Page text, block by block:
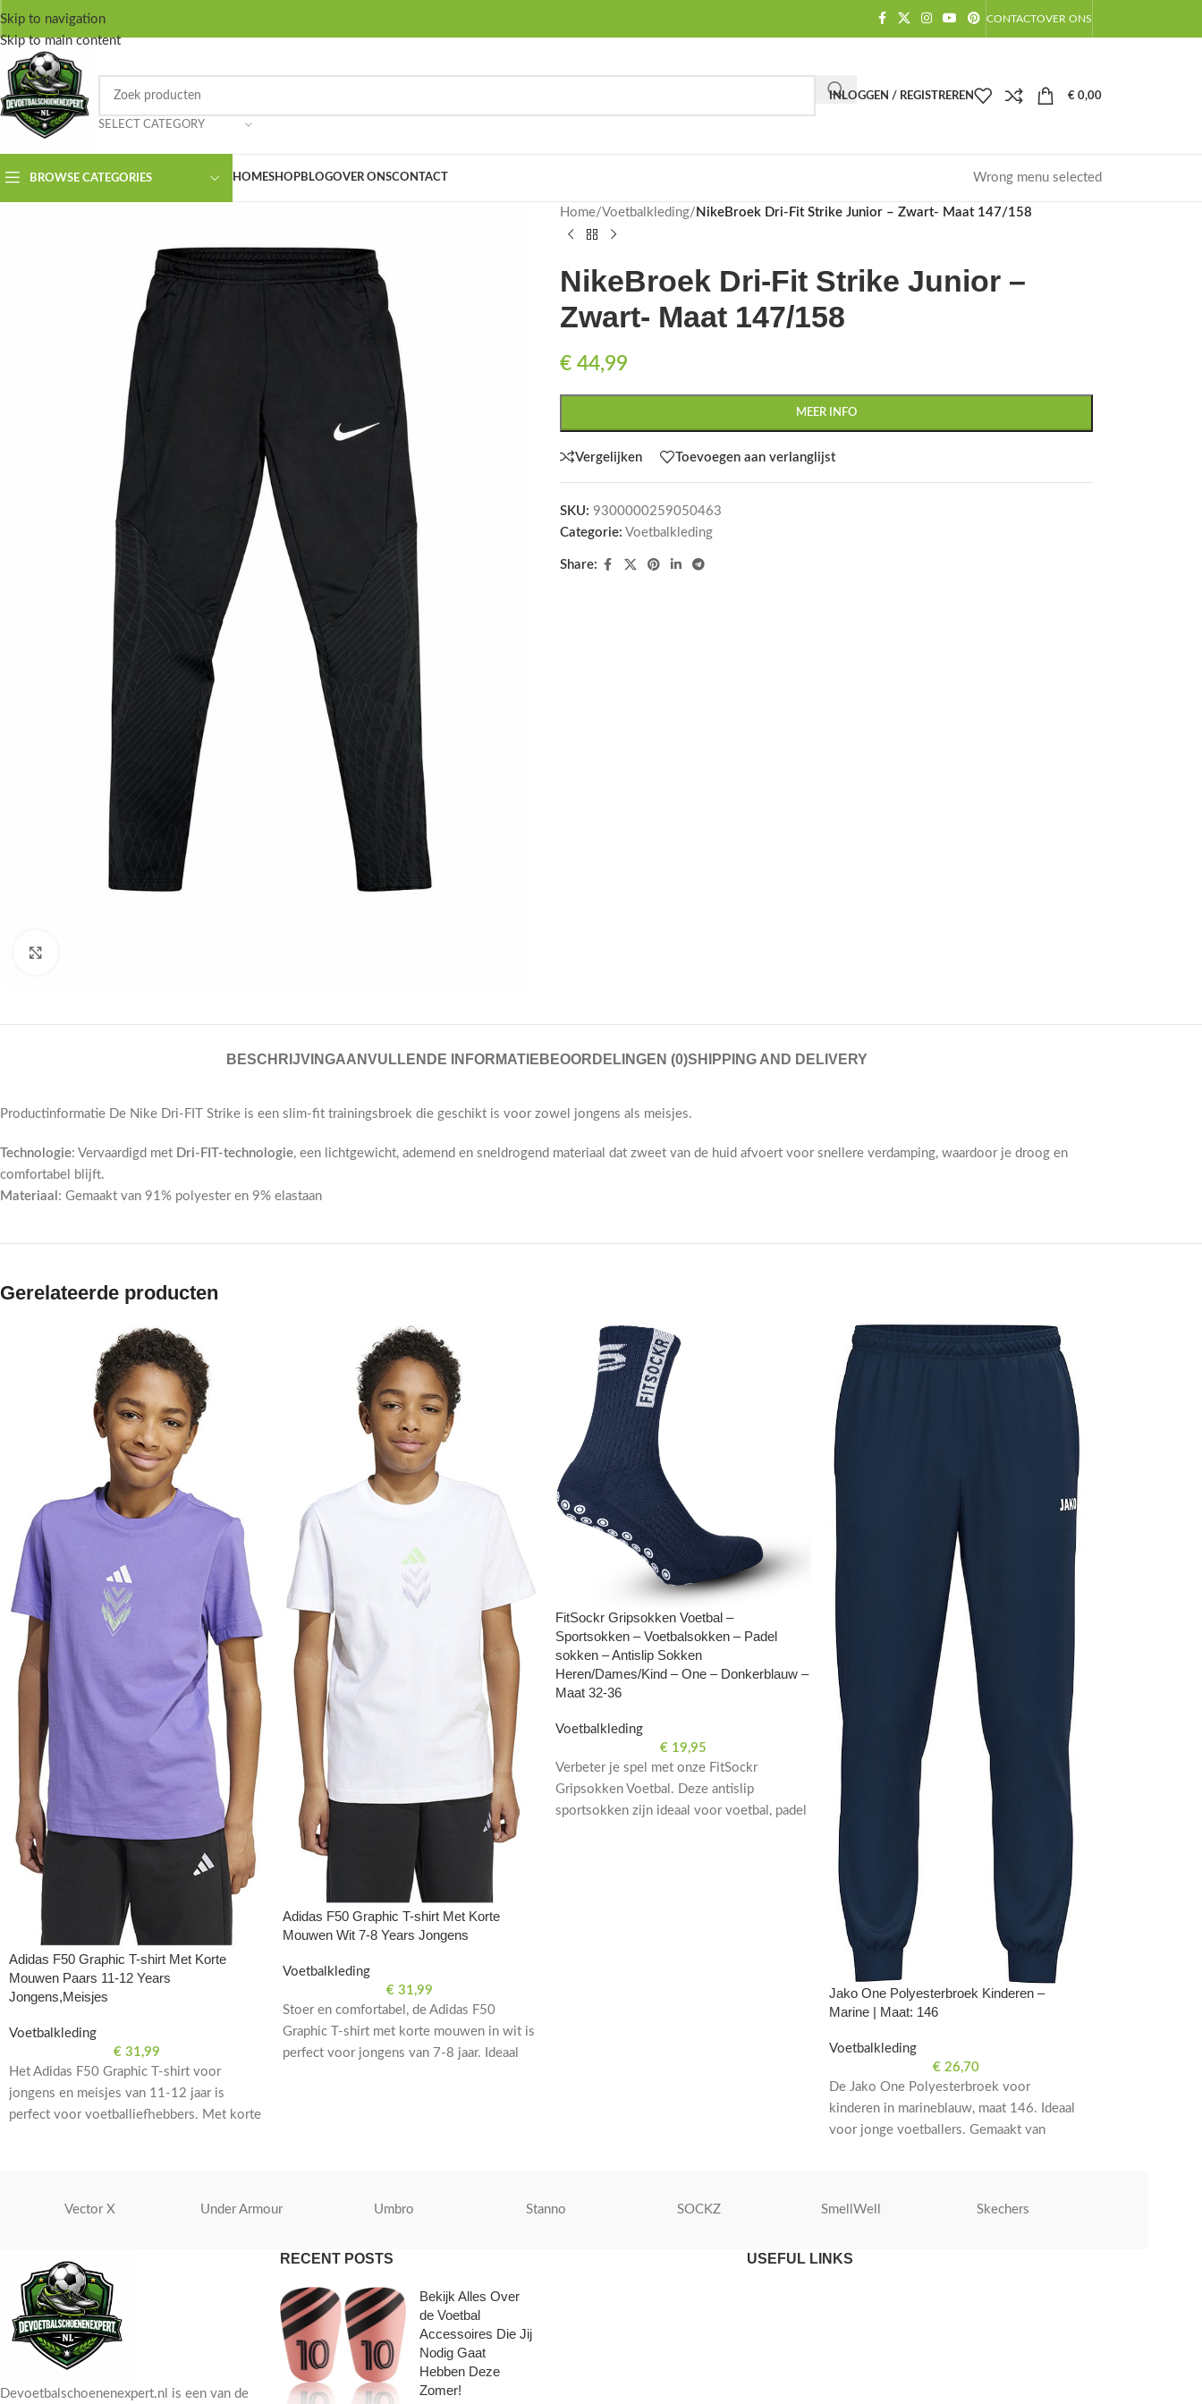
Skip to navigation
Skip to main content
CONTACTOVER ONS
SELECT CATEGORY
INLOGGEN / REGISTREREN € 0,00
BROWSE CATEGORIES HOMESHOPBLOGOVER ONSCONTACT Wrong menu selected
Home/Voetbalkleding/ NikeBroek Dri-Fit Strike Junior – Zwart- Maat 147/158
NikeBroek Dri-Fit Strike Junior –
Zwart- Maat 147/158
€44,99
MEER INFO
Vergelijken Toevoegen aan verlanglijst
SKU: 9300000259050463
Categorie: Voetbalkleding
Share:
BESCHRIJVINGAANVULLENDE INFORMATIE BEOORDELINGEN (0)SHIPPING AND DELIVERY
Productinformatie De Nike Dri-FIT Strike is een slim-fit trainingsbroek die geschikt is voor zowel jongens als meisjes.
Technologie: Vervaardigd met Dri-FIT-technologie, een lichtgewicht, ademend en sneldrogend materiaal dat zweet van de huid afvoert voor snellere verdamping, waardoor je droog en
comfortabel blijft.
Materiaal : Gemaakt van 91% polyester en 9% elastaan
Gerelateerde producten
Adidas F50 Graphic T-shirt Met Korte
Mouwen Paars 11-12 Years
Jongens,Meisjes
Voetbalkleding
€31,99
Het Adidas F50 Graphic T-shirt voor
jongens en meisjes van 11-12 jaar is
perfect voor voetballiefhebbers. Met korte
Adidas F50 Graphic T-shirt Met Korte
Mouwen Wit 7-8 Years Jongens
Voetbalkleding
€ 31,99
Stoer en comfortabel, de Adidas F50
Graphic T-shirt met korte mouwen in wit is
perfect voor jongens van 7-8 jaar. Ideaal
FitSockr Gripsokken Voetbal –
Sportsokken – Voetbalsokken – Padel
sokken – Antislip Sokken
Heren/Dames/Kind – One – Donkerblauw –
Maat 32-36
Voetbalkleding
€19,95
Verbeter je spel met onze FitSockr
Gripsokken Voetbal. Deze antislip
sportsokken zijn ideaal voor voetbal, padel
Jako One Polyesterbroek Kinderen –
Marine | Maat: 146
Voetbalkleding
€ 26,70
De Jako One Polyesterbroek voor
kinderen in marineblauw, maat 146. Ideaal
voor jonge voetballers. Gemaakt van
Vector X Under Armour Umbro Stanno SOCKZ SmellWell Skechers
Devoetbalschoenenexpert.nl is een van de
RECENT POSTS
Bekijk Alles Over
de Voetbal
Accessoires Die Jij
Nodig Gaat
Hebben Deze
Zomer!
USEFUL LINKS